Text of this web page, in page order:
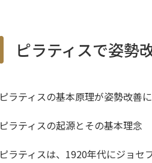
ピラティスで姿勢
ピラティスの基本原理が姿勢改善
ピラティスの起源とその基本理念
ピラティスは、1920年代にジョセ